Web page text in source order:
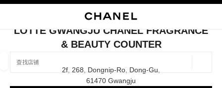
查找销售店铺
相关建议会显示在此搜索栏下方
关闭精品店卡片 LOTTE GWANGJU CHANEL FRAGRANCE &
LOTTE GWANGJU CHANEL FRAGRANCE
& BEAUTY COUNTER
2f, 268, Dongnip-Ro, Dong-Gu,
61470 Gwangju